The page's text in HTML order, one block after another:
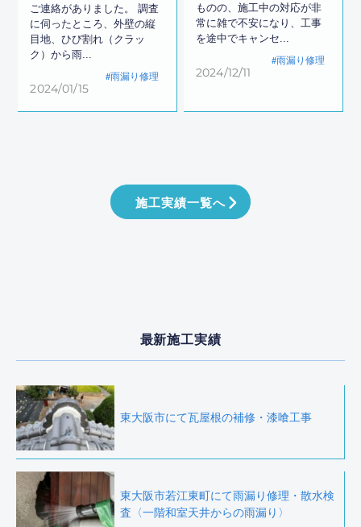
ご連絡がありました。 調査
に伺ったところ、外壁の縦
目地、ひび割れ（クラッ
ク）から雨...
2024/01/15
雨漏り修理
ものの、施工中の対応が非
常に雑で不安になり、工事
を途中でキャンセ...
2024/12/11
雨漏り修理
施工実績一覧へ
最新施工実績
東大阪市にて瓦屋根の補修・漆喰工事
東大阪市若江東町にて雨漏り修理・散水検
査〈一階和室天井からの雨漏り〉